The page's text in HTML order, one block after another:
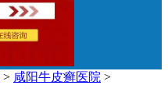
> 咸阳牛皮癣医院 >